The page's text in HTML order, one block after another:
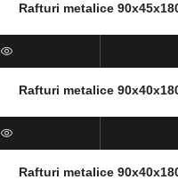
Rafturi metalice
Rafturi metalice
Rafturi metalice